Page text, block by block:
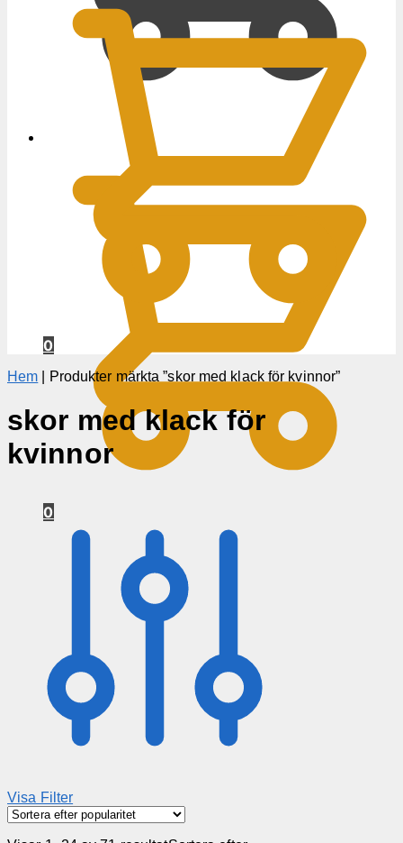
0
0
Hem Produkter märkta ”skor med klack för kvinnor”
skor med klack för
kvinnor
Visa Filter